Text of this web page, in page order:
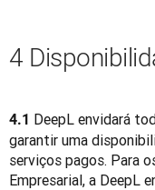
4
4.1 DeepL envidará
garantir uma
serviços pagos. Para
Empresarial, a DeepL